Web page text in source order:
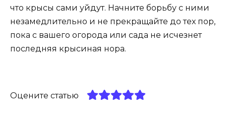
что крысы сами уйдут. Начните борьбу с ними
незамедлительно и не прекращайте до тех пор,
пока с вашего огорода или сада не исчезнет
последняя крысиная нора.
Оцените статью